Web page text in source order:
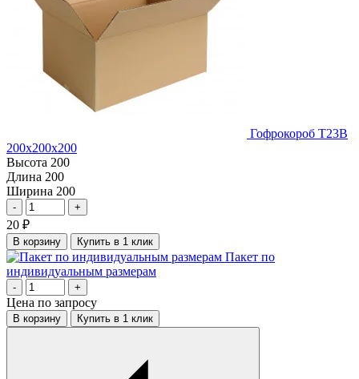
Гофрокороб Т23В
200х200х200
Высота 200
Длина 200
Ширина 200
- +
20 ₽
В корзину Купить в 1 клик
Пакет по
индивидуальным размерам
- +
Цена по запросу
В корзину Купить в 1 клик